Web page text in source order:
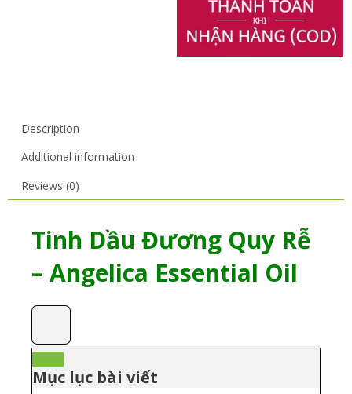
Description
Additional information
Reviews (0)
Tinh Dầu Đương Quy Rễ
– Angelica Essential Oil
Mục lục bài viết